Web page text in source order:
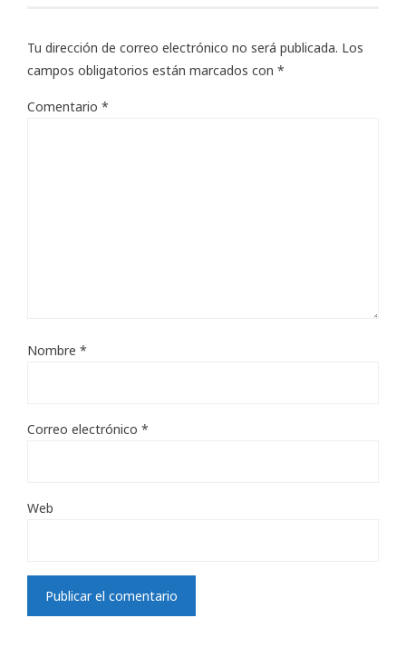
Tu dirección de correo electrónico no será publicada. Los
campos obligatorios están marcados con *
Comentario *
Nombre *
Correo electrónico *
Web